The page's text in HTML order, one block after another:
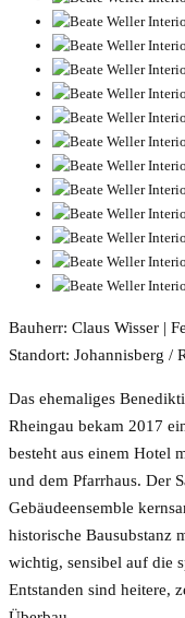
Bauherr: Claus Wisser |
Standort: Johannisberg /
Das ehemaliges
Rheingau bekam 2017
besteht aus einem Hotel
und dem Pfarrhaus. Der
Gebäudeensemble
historische Bausubstanz
wichtig, sensibel auf die
Entstanden sind heitere,